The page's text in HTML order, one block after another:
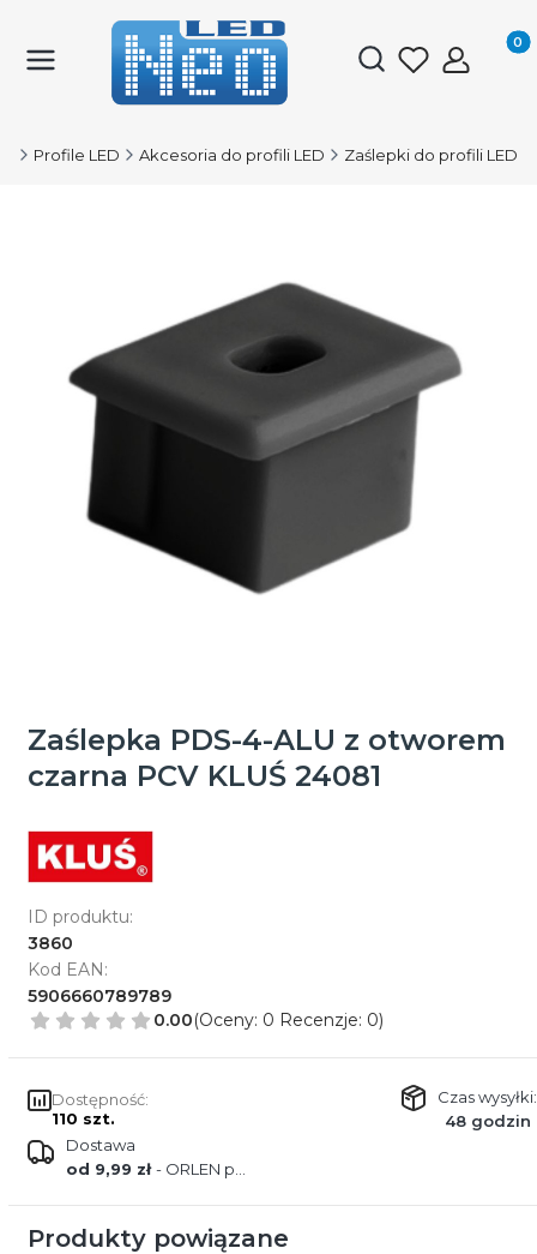
Otwórz
Profile LED Akcesoria do profili LED Zaślepki do profili LED
Zaślepka PDS-4-ALU z otworem
czarna PCV KLUŚ 24081
ID produktu:
3860
Kod EAN:
5906660789789
0.00(Oceny: 0 Recenzje: 0)
Dostępność:
110 szt.
Czas wysyłki:
48 godzin
Dostawa
od 9,99 zł- ORLEN paczka
Produkty powiązane